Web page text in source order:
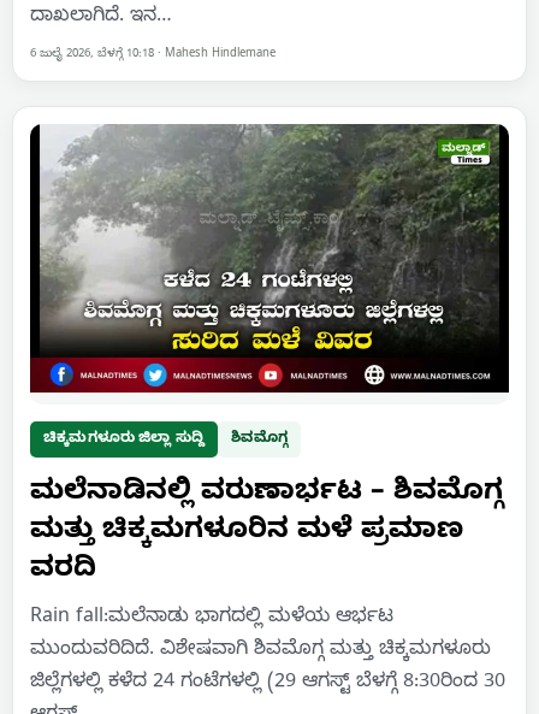
ದಾಖಲಾಗಿದೆ. ಇನ…
6 ಜುಲೈ 2026, ಬೆಳಗ್ಗೆ 10:18 · Mahesh Hindlemane
ಚಿಕ್ಕಮಗಳೂರು ಜಿಲ್ಲಾ ಸುದ್ದಿ ಶಿವಮೊಗ್ಗ
ಮಲೆನಾಡಿನಲ್ಲಿ ವರುಣಾರ್ಭಟ – ಶಿವಮೊಗ್ಗ
ಮತ್ತು ಚಿಕ್ಕಮಗಳೂರಿನ ಮಳೆ ಪ್ರಮಾಣ
ವರದಿ
Rain fall:ಮಲೆನಾಡು ಭಾಗದಲ್ಲಿ ಮಳೆಯ ಆರ್ಭಟ
ಮುಂದುವರಿದಿದೆ. ವಿಶೇಷವಾಗಿ ಶಿವಮೊಗ್ಗ ಮತ್ತು ಚಿಕ್ಕಮಗಳೂರು
ಜಿಲ್ಲೆಗಳಲ್ಲಿ ಕಳೆದ 24 ಗಂಟೆಗಳಲ್ಲಿ (29 ಆಗಸ್ಟ್ ಬೆಳಗ್ಗೆ 8:30ರಿಂದ 30